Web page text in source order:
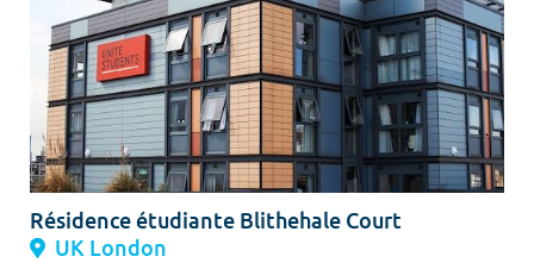
Résidence étudiante Blithehale Court
UK London